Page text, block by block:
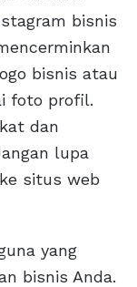
bisnis
bisnis atau
foto profil.
dan
lupa
situs web
yang
bisnis Anda.